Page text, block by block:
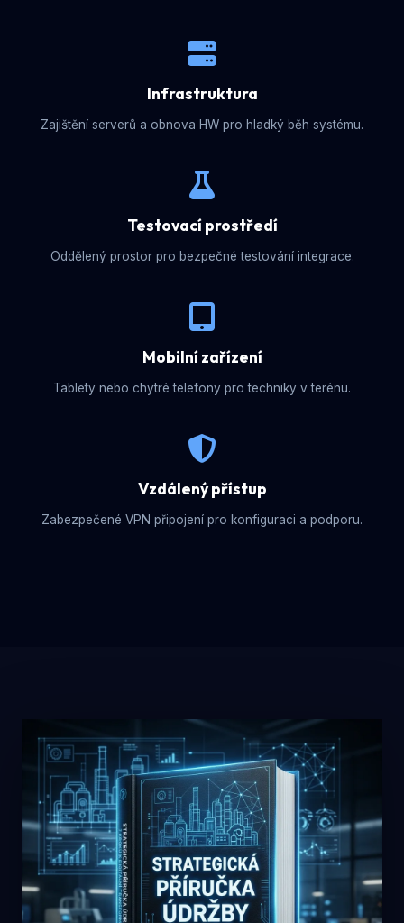
Infrastruktura
Zajištění serverů a obnova HW pro hladký běh systému.
Testovací prostředí
Oddělený prostor pro bezpečné testování integrace.
Mobilní zařízení
Tablety nebo chytré telefony pro techniky v terénu.
Vzdálený přístup
Zabezpečené VPN připojení pro konfiguraci a podporu.